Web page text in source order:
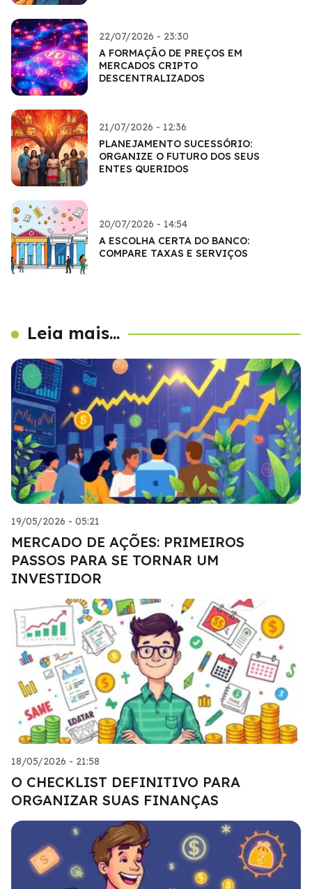
22/07/2026 - 23:30
A FORMAÇÃO DE PREÇOS EM
MERCADOS CRIPTO
DESCENTRALIZADOS
21/07/2026 - 12:36
PLANEJAMENTO SUCESSÓRIO:
ORGANIZE O FUTURO DOS SEUS
ENTES QUERIDOS
20/07/2026 - 14:54
A ESCOLHA CERTA DO BANCO:
COMPARE TAXAS E SERVIÇOS
Leia mais...
19/05/2026 - 05:21
MERCADO DE AÇÕES: PRIMEIROS
PASSOS PARA SE TORNAR UM
INVESTIDOR
18/05/2026 - 21:58
O CHECKLIST DEFINITIVO PARA
ORGANIZAR SUAS FINANÇAS